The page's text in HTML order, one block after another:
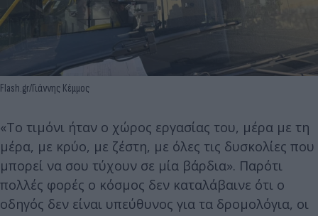
Flash.gr/Γιάννης Κέμμος
«Το τιμόνι ήταν ο χώρος εργασίας του, μέρα με τη
μέρα, με κρύο, με ζέστη, με όλες τις δυσκολίες που
μπορεί να σου τύχουν σε μία βάρδια». Παρότι
πολλές φορές ο κόσμος δεν καταλάβαινε ότι ο
οδηγός δεν είναι υπεύθυνος για τα δρομολόγια, οι